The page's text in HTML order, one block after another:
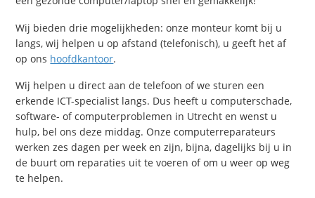
Wij bieden drie mogelijkheden: onze monteur komt bij u
langs, wij helpen u op afstand (telefonisch), u geeft het af
op ons hoofdkantoor.
Wij helpen u direct aan de telefoon of we sturen een
erkende ICT-specialist langs. Dus heeft u computerschade,
software- of computerproblemen in Utrecht en wenst u
hulp, bel ons deze middag. Onze computerreparateurs
werken zes dagen per week en zijn, bijna, dagelijks bij u in
de buurt om reparaties uit te voeren of om u weer op weg
te helpen.